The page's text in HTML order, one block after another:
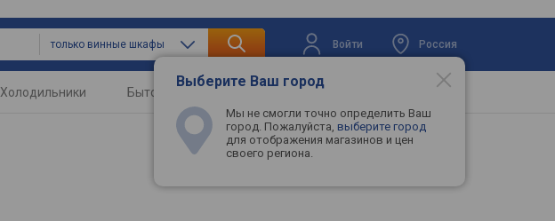
только винные шкафы Войти Россия
Выберите Ваш город
Мы не смогли точно определить Ваш
город. Пожалуйста, выберите город
для отображения магазинов и цен
своего региона.
Холодильники Бытовая техника Телевизоры